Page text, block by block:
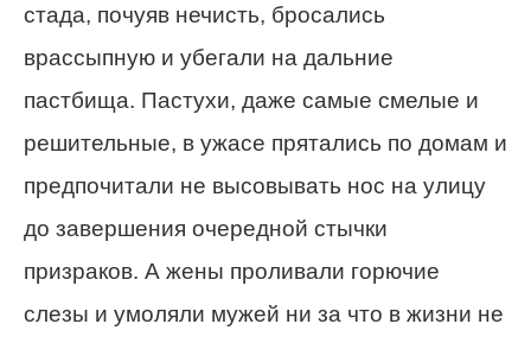
стада, почуяв нечисть, бросались
врассыпную и убегали на дальние
пастбища. Пастухи, даже самые смелые и
решительные, в ужасе прятались по домам и
предпочитали не высовывать нос на улицу
до завершения очередной стычки
призраков. А жены проливали горючие
слезы и умоляли мужей ни за что в жизни не